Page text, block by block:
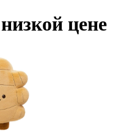
цене